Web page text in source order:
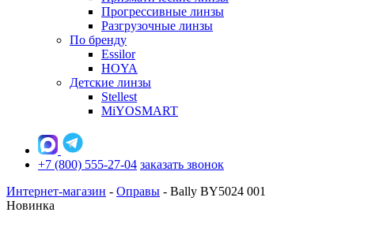
Прогрессивные линзы
Разгрузочные линзы
По бренду
Essilor
HOYA
Детские линзы
Stellest
MiYOSMART
+7 (800) 555-27-04 заказать звонок
Интернет-магазин - Оправы - Bally BY5024 001
Новинка